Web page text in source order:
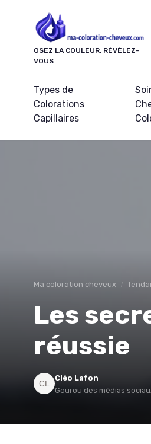
OSEZ LA COULEUR, RÉVÉLEZ-
VOUS
Types de
Colorations
Capillaires
Ma coloration cheveux
Les
réussie
Cléo Lafon
Gourou des médias